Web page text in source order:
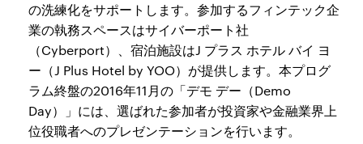
の洗練化をサポートします。参加するフィンテック企
業の執務スペースはサイバーポート社
（Cyberport）、宿泊施設はJ プラス ホテル バイ ヨ
ー（J Plus Hotel by YOO）が提供します。本プログ
ラム終盤の2016年11月の「デモ デー（Demo
Day）」には、選ばれた参加者が投資家や金融業界上
位役職者へのプレゼンテーションを行います。